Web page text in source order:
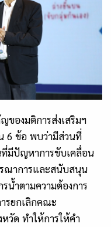
ของมติการส่งเสริมฯ
6 ข้อ พบว่ามีส่วนที่
มีปัญหาการขับเคลื่อน
ณาการและสนับสนุน
น้ำตามความต้องการ
รยกเลิกคณะ
วัด ทำให้การให้คำ